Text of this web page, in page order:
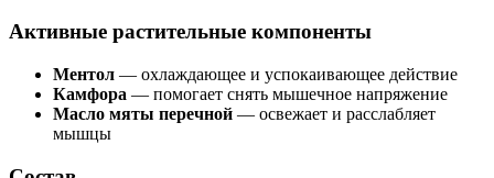
Активные растительные компоненты
Ментол — охлаждающее и успокаивающее действие
Камфора — помогает снять мышечное напряжение
Масло мяты перечной — освежает и расслабляет
мышцы